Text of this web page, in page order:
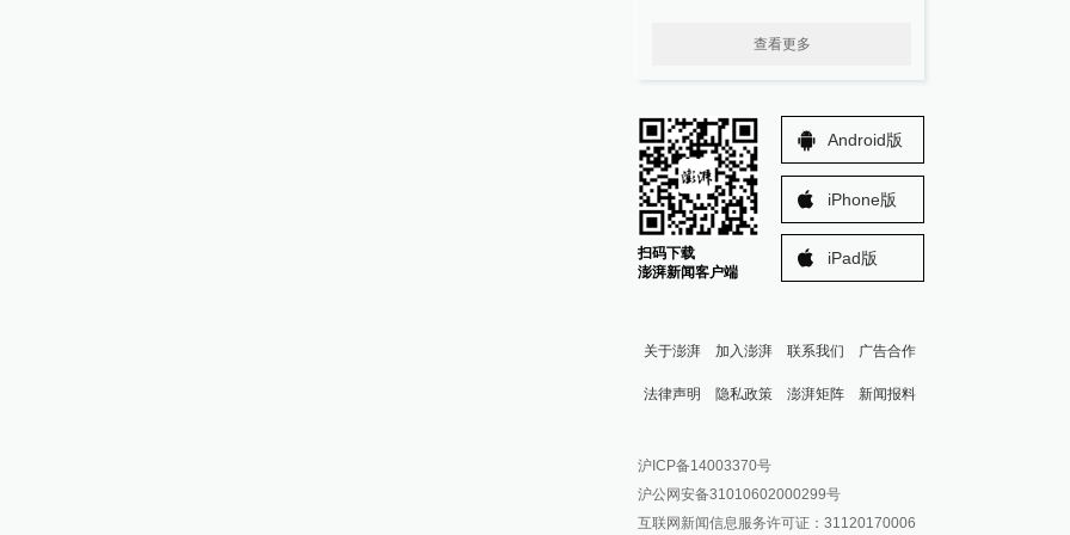
查看更多
扫码下载
澎湃新闻客户端
Android版
iPhone版
iPad版
关于澎湃 加入澎湃 联系我们 广告合作
法律声明 隐私政策 澎湃矩阵
澎湃新闻公众号
澎湃新闻抖音号
新闻报料
报料邮箱: news@thepaper.cn
沪ICP备14003370号
沪公网安备31010602000299号
互联网新闻信息服务许可证：31120170006